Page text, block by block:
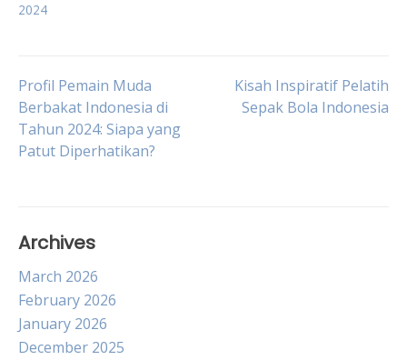
2024
Post
navigation
Profil Pemain Muda
Berbakat Indonesia di
Tahun 2024: Siapa yang
Patut Diperhatikan?
Kisah Inspiratif Pelatih
Sepak Bola Indonesia
Archives
March 2026
February 2026
January 2026
December 2025